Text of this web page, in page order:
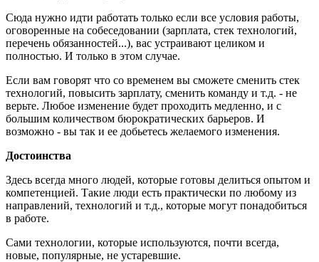
Сюда нужно идти работать только если все условия работы,
оговоренные на собеседовании (зарплата, стек технологий,
перечень обязанностей...), вас устраивают целиком и
полностью. И только в этом случае.
Если вам говорят что со временем вы сможете сменить стек
технологий, повысить зарплату, сменить команду и т.д. - не
верьте. Любое изменение будет проходить медленно, и с
большим количеством бюрократических барьеров. И
возможно - вы так и ее добьетесь желаемого изменения.
Достоинства
Здесь всегда много людей, которые готовы делиться опытом и
компетенцией. Такие люди есть практически по любому из
направлений, технологий и т.д., которые могут понадобиться
в работе.
Сами технологии, которые используются, почти всегда,
новые, популярные, не устаревшие.